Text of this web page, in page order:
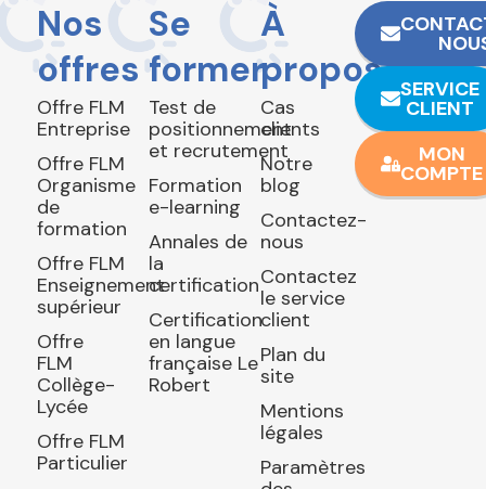
Nos
offres
Offre FLM
Entreprise
Offre FLM
Organisme
de
formation
Offre FLM
Enseignement
supérieur
Offre
FLM
Collège-
Lycée
Offre FLM
Particulier
Se
former
Test de
positionnement
et recrutement
Formation
e-learning
Annales de
la
certification
Certification
en langue
française Le
Robert
À
propos
Cas
clients
Notre
blog
Contactez-
nous
Contactez
le service
client
Plan du
site
Mentions
légales
Paramètres
SERVICE
CLIENT
MON
COMPTE